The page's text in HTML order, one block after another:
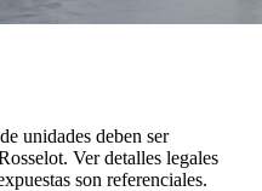
unidades deben ser
Ver detalles legales
son referenciales.